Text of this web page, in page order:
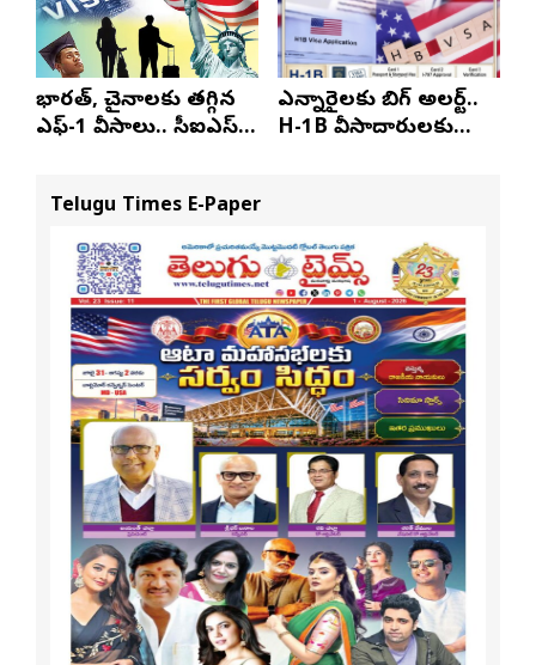
భారత్, చైనాలకు తగ్గిన
ఎఫ్-1 వీసాలు.. సీఐఎస్
ఎన్నారైలకు బిగ్ అలర్ట్..
H-1B వీసాదారులకు
Telugu Times E-Paper